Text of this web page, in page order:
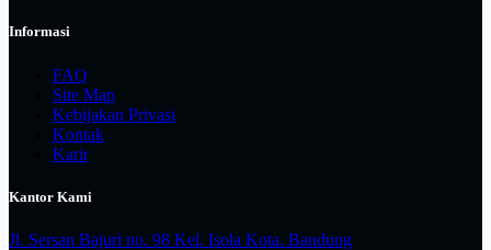
Informasi
FAQ
Site Map
Kebijakan Privasi
Kontak
Karir
Kantor Kami
Jl. Sersan Bajuri no. 98 Kel. Isola Kota. Bandung